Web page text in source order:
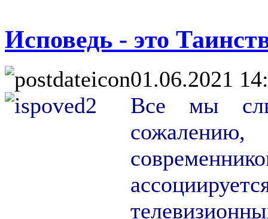
Исповедь - это
01.06.2021
Все мы